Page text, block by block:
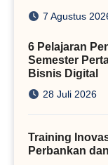
dengan
7 Agustus
6 Pelajaran
Semester
Bisnis Digital
28 Juli 2026
Training
Perbankan